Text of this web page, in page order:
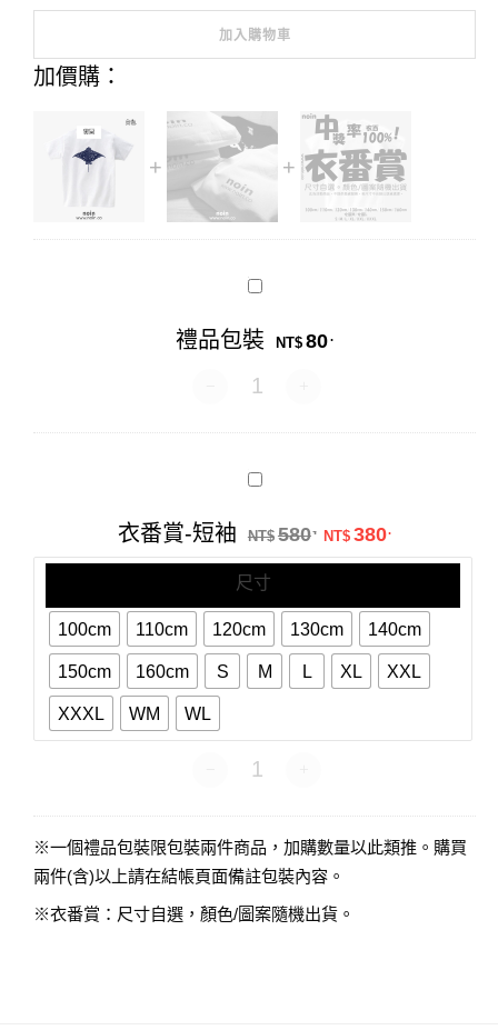
加入購物車
Alternative:
加價購：
禮
裝
禮品包裝 NT$ 80.
禮品包裝 數量
衣
短
袖
衣番賞-短袖 NT$ 580. 原始價格：
NT$ 380.目前價格
尺寸
100cm 110cm 120cm 130cm 140cm
150cm 160cm S M L XL XXL
XXXL WM WL
衣番賞-短袖 數量
※一個禮品包裝限包裝兩件商品，加購數量以此類推。購買
兩件(含)以上請在結帳頁面備註包裝內容。
※衣番賞：尺寸自選，顏色/圖案隨機出貨。